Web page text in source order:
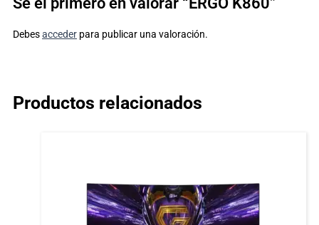
Debesacceder para publicar una valoración.
Productos relacionados